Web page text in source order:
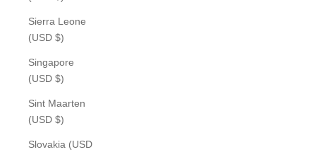
Sierra Leone
(USD $)
Singapore
(USD $)
Sint Maarten
(USD $)
Slovakia (USD